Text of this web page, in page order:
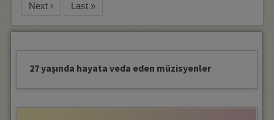
Next › Last »
27 yaşında hayata veda eden müzisyenler